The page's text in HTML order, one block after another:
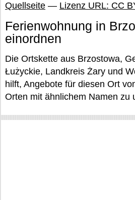
Quellseite — Lizenz URL: CC
Ferienwohnung in
einordnen
Die Ortskette aus Brzostowa,
Łużyckie, Landkreis Żary und
hilft, Angebote für diesen Ort
Orten mit ähnlichem Namen zu